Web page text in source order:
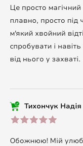
Це просто
плавно, просто під
м'який хвойний
спробувати і
від нього у захваті.
Тихончук Надія
Обожнюю! Мій